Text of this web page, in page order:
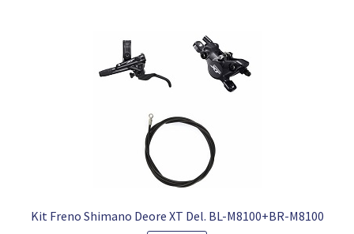
Kit Freno Shimano Deore XT Del. BL-M8100+BR-M8100